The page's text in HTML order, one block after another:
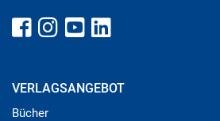
VERLAGSANGEBOT
Bücher